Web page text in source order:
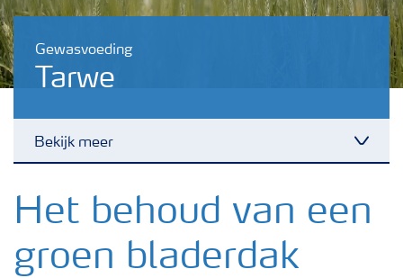
Gewasvoeding
Tarwe
Bekijk meer
Nieuwsbrieven
Gewassen
Het behoud van een
groen bladerdak